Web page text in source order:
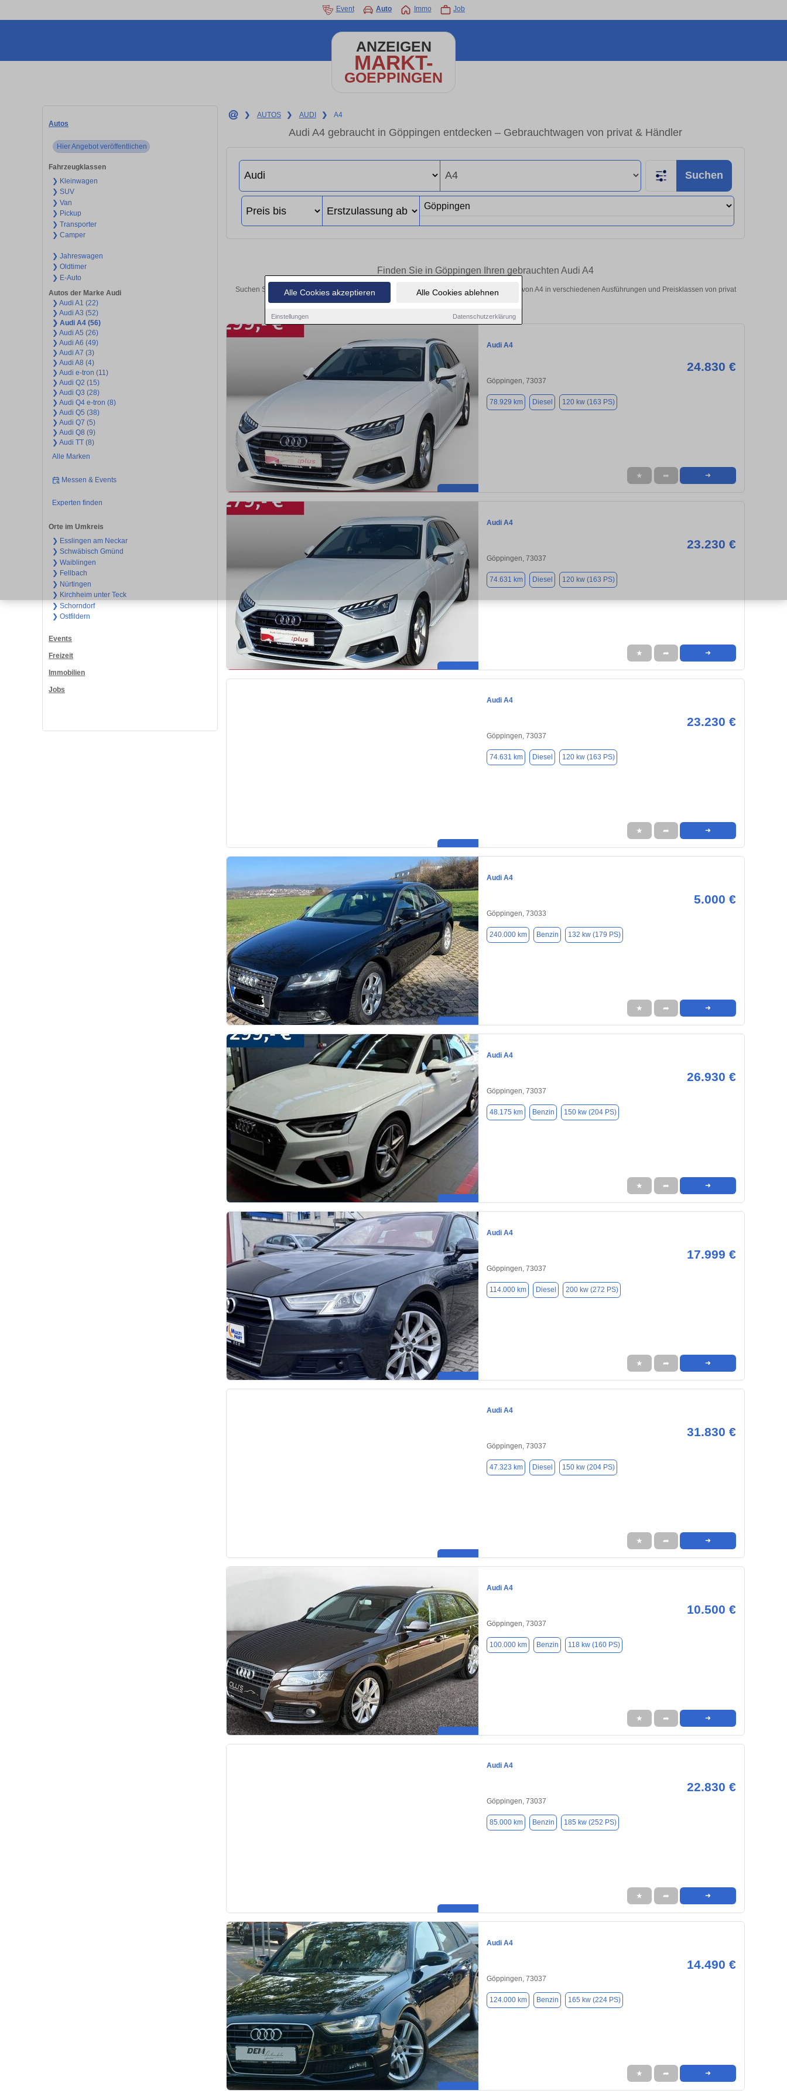
Alle Cookies akzeptieren Alle Cookies ablehnen
Einstellungen Datenschutzerklärung
Event Auto Immo Job
ANZEIGEN
MARKT-
GOEPPINGEN
Autos
Hier Angebot veröffentlichen
Fahrzeugklassen
❯ Kleinwagen
❯ SUV
❯ Van
❯ Pickup
❯ Transporter
❯ Camper
❯ Jahreswagen
❯ Oldtimer
❯ E-Auto
Autos der Marke Audi
❯ Audi A1 (22)
❯ Audi A3 (52)
❯ Audi A4 (56)
❯ Audi A5 (26)
❯ Audi A6 (49)
❯ Audi A7 (3)
❯ Audi A8 (4)
❯ Audi e-tron (11)
❯ Audi Q2 (15)
❯ Audi Q3 (28)
❯ Audi Q4 e-tron (8)
❯ Audi Q5 (38)
❯ Audi Q7 (5)
❯ Audi Q8 (9)
❯ Audi TT (8)
Alle Marken
Messen & Events
Experten finden
Orte im Umkreis
❯ Esslingen am Neckar
❯ Schwäbisch Gmünd
❯ Waiblingen
❯ Fellbach
❯ Nürtingen
❯ Kirchheim unter Teck
❯ Schorndorf
❯ Ostfildern
Events
Freizeit
Immobilien
Jobs
❯ AUTOS ❯ AUDI ❯ A4
Audi A4 gebraucht in Göppingen entdecken – Gebrauchtwagen von privat & Händler
Suchen
Finden Sie in Göppingen Ihren gebrauchten Audi A4
Suchen Sie in Göppingen einen Audi A4 Gebrauchtwagen? Entdecken Sie gebrauchte A4 von A4 in verschiedenen Ausführungen und Preisklassen von privat
Audi A4
24.830 €
Göppingen, 73037
78.929 km Diesel 120 kw (163 PS)
★ ➦ ➜
Audi A4
23.230 €
Göppingen, 73037
74.631 km Diesel 120 kw (163 PS)
★ ➦ ➜
Audi A4
23.230 €
Göppingen, 73037
74.631 km Diesel 120 kw (163 PS)
★ ➦ ➜
Audi A4
5.000 €
Göppingen, 73033
240.000 km Benzin 132 kw (179 PS)
★ ➦ ➜
Audi A4
26.930 €
Göppingen, 73037
48.175 km Benzin 150 kw (204 PS)
★ ➦ ➜
Audi A4
17.999 €
Göppingen, 73037
114.000 km Diesel 200 kw (272 PS)
★ ➦ ➜
Audi A4
31.830 €
Göppingen, 73037
47.323 km Diesel 150 kw (204 PS)
★ ➦ ➜
Audi A4
10.500 €
Göppingen, 73037
100.000 km Benzin 118 kw (160 PS)
★ ➦ ➜
Audi A4
22.830 €
Göppingen, 73037
85.000 km Benzin 185 kw (252 PS)
★ ➦ ➜
Audi A4
14.490 €
Göppingen, 73037
124.000 km Benzin 165 kw (224 PS)
★ ➦ ➜